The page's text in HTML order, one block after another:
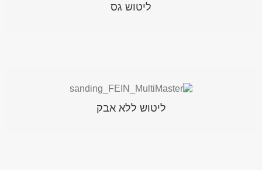
ליטוש גס
ליטוש ללא אבק
בשילוב עם הרפידה הנצמדת העגולה, רפידת הליטוש